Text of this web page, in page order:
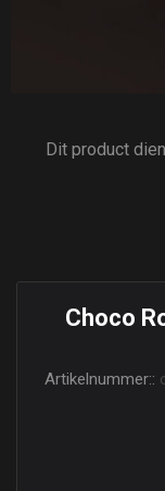
Dit product
Choco
Artikelnummer::